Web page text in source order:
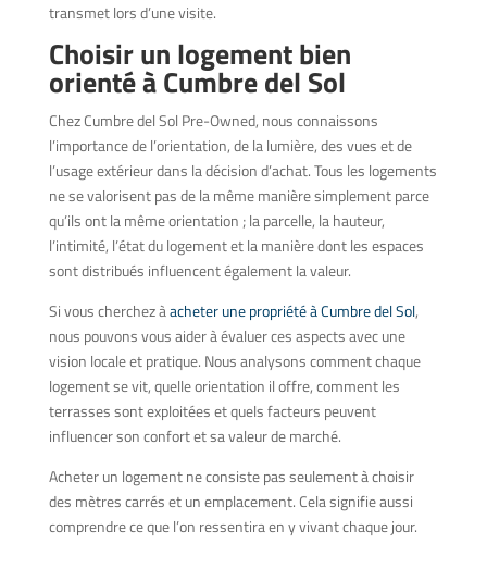
transmet lors d’une visite.
Choisir un logement bien
orienté à Cumbre del Sol
Chez Cumbre del Sol Pre-Owned, nous connaissons
l’importance de l’orientation, de la lumière, des vues et de
l’usage extérieur dans la décision d’achat. Tous les logements
ne se valorisent pas de la même manière simplement parce
qu’ils ont la même orientation ; la parcelle, la hauteur,
l’intimité, l’état du logement et la manière dont les espaces
sont distribués influencent également la valeur.
Si vous cherchez àacheter une propriété à Cumbre del Sol,
nous pouvons vous aider à évaluer ces aspects avec une
vision locale et pratique. Nous analysons comment chaque
logement se vit, quelle orientation il offre, comment les
terrasses sont exploitées et quels facteurs peuvent
influencer son confort et sa valeur de marché.
Acheter un logement ne consiste pas seulement à choisir
des mètres carrés et un emplacement. Cela signifie aussi
comprendre ce que l’on ressentira en y vivant chaque jour.